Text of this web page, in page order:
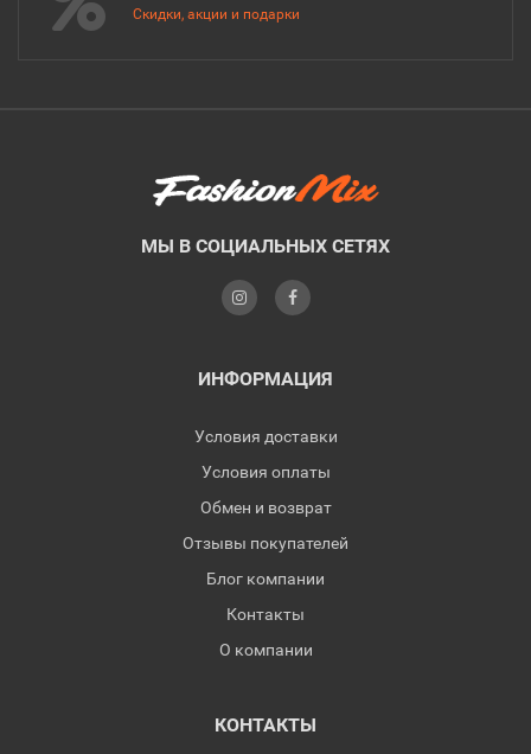
Скидки, акции и подарки
МЫ В СОЦИАЛЬНЫХ СЕТЯХ
ИНФОРМАЦИЯ
Условия доставки
Условия оплаты
Обмен и возврат
Отзывы покупателей
Блог компании
Контакты
О компании
КОНТАКТЫ